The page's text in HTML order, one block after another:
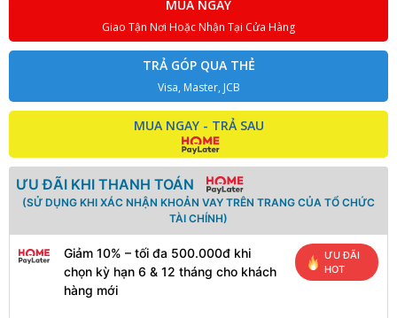
MUA NGAY
Giao Tận Nơi Hoặc Nhận Tại Cửa Hàng
TRẢ GÓP QUA THẺ
Visa, Master, JCB
MUA NGAY - TRẢ SAU
ƯU ĐÃI KHI THANH TOÁN
(SỬ DỤNG KHI XÁC NHẬN KHOẢN VAY TRÊN TRANG CỦA TỔ CHỨC
TÀI CHÍNH)
Giảm 10% – tối đa 500.000đ khi
chọn kỳ hạn 6 & 12 tháng cho khách
hàng mới
ƯU ĐÃI
HOT